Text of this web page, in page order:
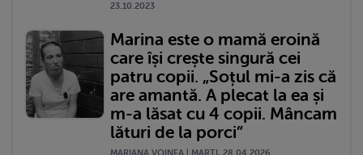
23.10.2023
Marina este o mamă eroină
care își crește singură cei
patru copii. „Soțul mi-a zis că
are amantă. A plecat la ea și
m-a lăsat cu 4 copii. Mâncam
lături de la porci”